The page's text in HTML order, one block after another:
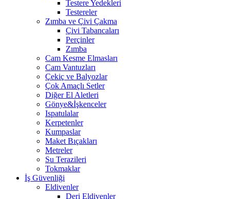
Testere Yedekleri
Testereler
Zımba ve Çivi Çakma
Çivi Tabancaları
Perçinler
Zımba
Cam Kesme Elmasları
Cam Vantuzları
Çekiç ve Balyozlar
Çok Amaçlı Setler
Diğer El Aletleri
Gönye&İşkenceler
Ispatulalar
Kerpetenler
Kumpaslar
Maket Bıçakları
Metreler
Su Terazileri
Tokmaklar
İş Güvenliği
Eldivenler
Deri Eldivenler